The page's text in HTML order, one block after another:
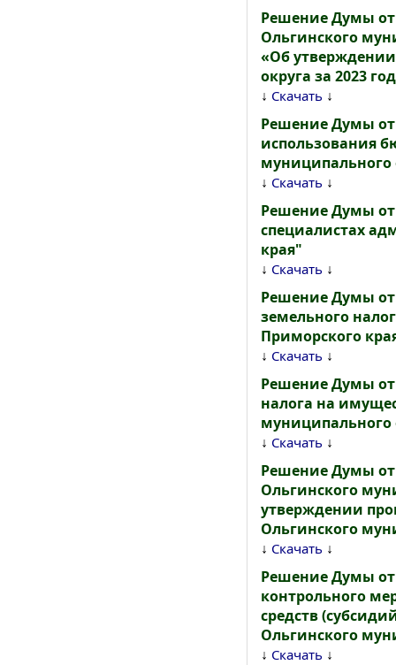
Решение Думы
Ольгинского
«Об
округа за 2023
↓ Скачать ↓
Решение Думы
использования
муниципального
↓ Скачать ↓
Решение Думы
специалистах
края"
↓ Скачать ↓
Решение Думы от
земельного
Приморского
↓ Скачать ↓
Решение Думы от
налога на
муниципального
↓ Скачать ↓
Решение Думы
Ольгинского
утверждении
Ольгинского
↓ Скачать ↓
Решение Думы от
контрольного
средств
Ольгинского
↓ Скачать ↓